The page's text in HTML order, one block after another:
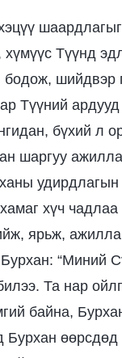
Түүнд
бодож, шийдвэр
Түүний ардууд
бүхий л
шаргуу
хүч
ярьж,
“Миний
Та нар
байна,
Бурхан